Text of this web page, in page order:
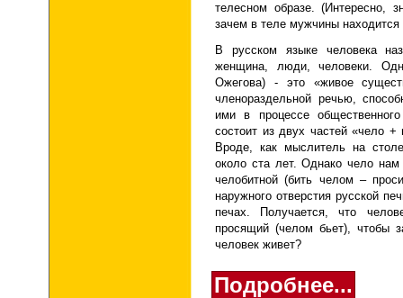
телесном образе. (Интересно,
зачем в теле мужчины
В русском языке человека
женщина, люди, человеки.
Ожегова) - это «живое
членораздельной речью,
ими в процессе
состоит из двух частей «чело
Вроде, как мыслитель на
около ста лет. Однако чело
челобитной (бить челом –
наружного отверстия русской
печах. Получается, что
просящий (челом бьет), чтобы
человек живет?
Подробнее...